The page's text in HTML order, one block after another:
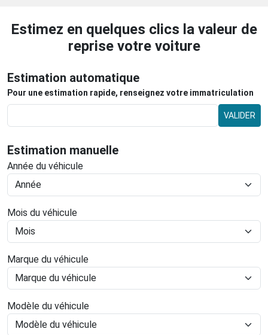
Estimez en quelques clics la valeur de
reprise votre voiture
Estimation automatique
Pour une estimation rapide, renseignez votre immatriculation
VALIDER
Estimation manuelle
Année du véhicule
Mois du véhicule
Marque du véhicule
Modèle du véhicule